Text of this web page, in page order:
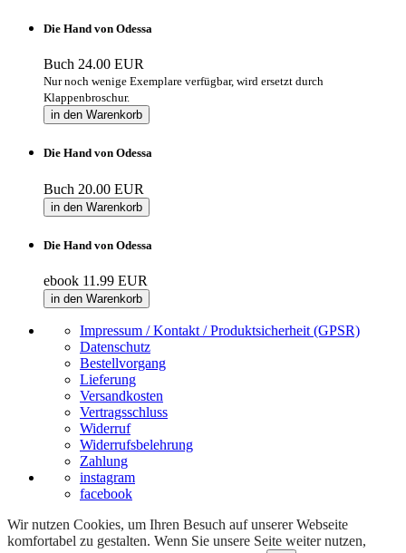
Die Hand von Odessa
Buch 24.00 EUR
Nur noch wenige Exemplare verfügbar, wird ersetzt durch
Klappenbroschur.
in den Warenkorb
Die Hand von Odessa
Buch 20.00 EUR
in den Warenkorb
Die Hand von Odessa
ebook 11.99 EUR
in den Warenkorb
Impressum / Kontakt / Produktsicherheit (GPSR)
Datenschutz
Bestellvorgang
Lieferung
Versandkosten
Vertragsschluss
Widerruf
Widerrufsbelehrung
Zahlung
instagram
facebook
Wir nutzen Cookies, um Ihren Besuch auf unserer Webseite
komfortabel zu gestalten. Wenn Sie unsere Seite weiter nutzen,